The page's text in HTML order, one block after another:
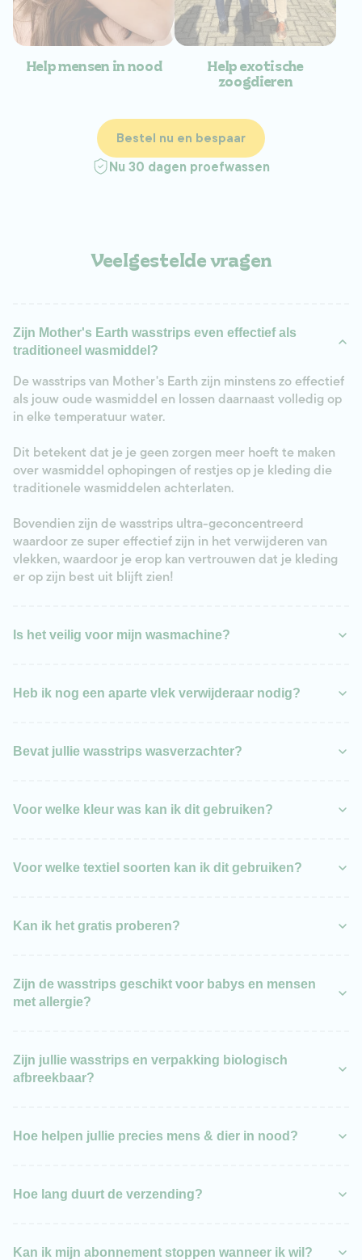
Help mensen in nood Help exotische
zoogdieren
Bestel nu en bespaar
Nu 30 dagen proefwassen
Veelgestelde vragen
Zijn Mother's Earth wasstrips even effectief als
traditioneel wasmiddel?
De wasstrips van Mother's Earth zijn minstens zo effectief
als jouw oude wasmiddel en lossen daarnaast volledig op
in elke temperatuur water.
Dit betekent dat je je geen zorgen meer hoeft te maken
over wasmiddel ophopingen of restjes op je kleding die
traditionele wasmiddelen achterlaten.
Bovendien zijn de wasstrips ultra-geconcentreerd
waardoor ze super effectief zijn in het verwijderen van
vlekken, waardoor je erop kan vertrouwen dat je kleding
er op zijn best uit blijft zien!
Is het veilig voor mijn wasmachine?
Heb ik nog een aparte vlek verwijderaar nodig?
Bevat jullie wasstrips wasverzachter?
Voor welke kleur was kan ik dit gebruiken?
Voor welke textiel soorten kan ik dit gebruiken?
Kan ik het gratis proberen?
dagen proefwassen.
Zijn de wasstrips geschikt voor babys en mensen
met allergie?
Zijn jullie wasstrips en verpakking biologisch
afbreekbaar?
Hoe helpen jullie precies mens & dier in nood?
Hoe lang duurt de verzending?
Kan ik mijn abonnement stoppen wanneer ik wil?